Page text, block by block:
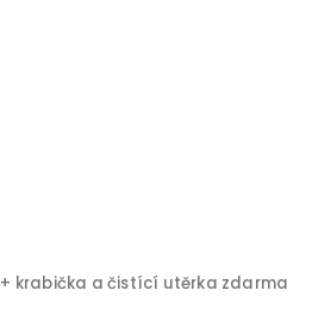
+ krabička a čistící utěrka zdarma